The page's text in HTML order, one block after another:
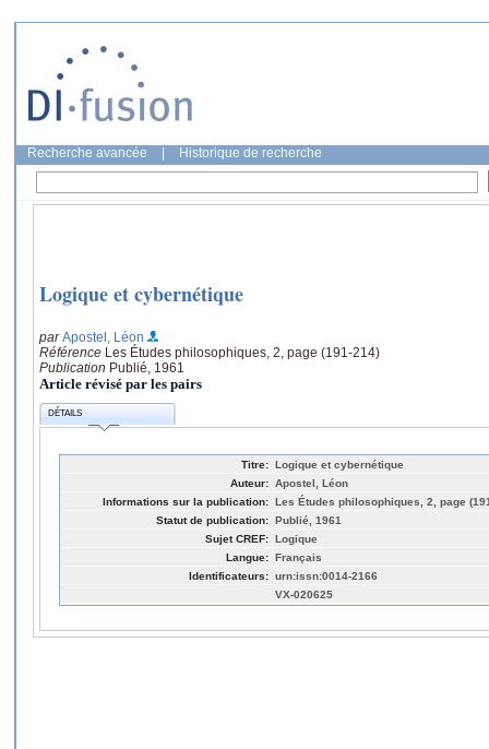
Recherche avancée Historique de recherche
Logique et cybernétique
parApostel, Léon
Référence Les Études philosophiques, 2, page (191-214)
Publication Publié, 1961
Article révisé par les pairs
DÉTAILS
Titre: Logique et cybernétique
Auteur: Apostel, Léon
Informations sur la publication: Les Études philosophiques, 2, page
Statut de publication: Publié, 1961
Sujet CREF: Logique
Langue: Français
Identificateurs: urn:issn:0014-2166
VX-020625